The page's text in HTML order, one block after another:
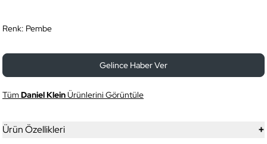
Renk: Pembe
Gelince Haber Ver
TümDaniel KleinÜrünlerini Görüntüle
Ürün Özellikleri +